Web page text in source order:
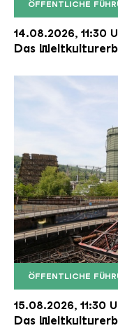
ÖFFENTLICHE
Der
Copyright:
14.08.2026, 11:30
Das
ÖFFENTLICHE
Der
Copyright:
15.08.2026, 11:30
Das